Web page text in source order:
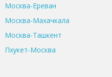
Москва-Ереван
Москва-Махачкала
Москва-Ташкент
Пхукет-Москва